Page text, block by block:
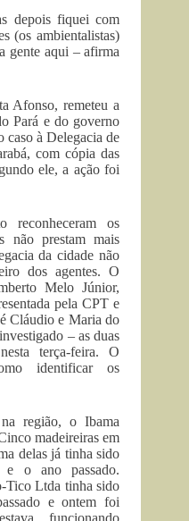
depois fiquei com
(os ambientalistas)
gente aqui – afirma
Afonso, remeteu a
Pará e do governo
caso à Delegacia de
com cópia das
ele, a ação foi
reconheceram os
não prestam mais
da cidade não
dos agentes. O
Melo Júnior,
pela CPT e
Cláudio e Maria do
– as duas
terça-feira. O
identificar os
região, o Ibama
madeireiras em
delas já tinha sido
e o ano passado.
Tico Ltda tinha sido
e ontem foi
funcionando